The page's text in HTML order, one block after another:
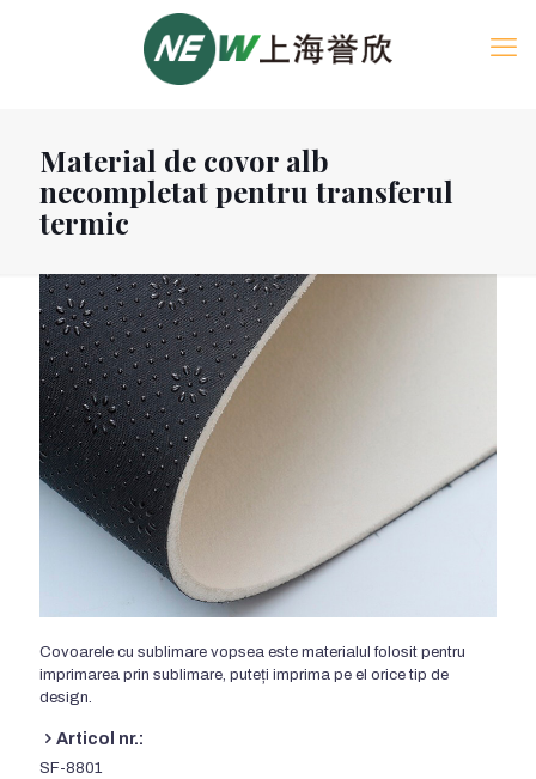
Material de covor alb
necompletat pentru transferul
termic
Covoarele cu sublimare vopsea este materialul folosit pentru
imprimarea prin sublimare, puteți imprima pe el orice tip de
design.
Articol nr.:
SF-8801